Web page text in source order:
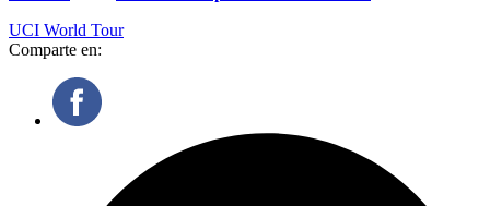
UCI World Tour
Comparte en: